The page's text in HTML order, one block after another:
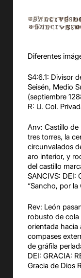
Diferentes
S4:6.1: Divisor
Seisén, Medio
(septiembre
R: U. Col.
Anv: Castillo
tres torres, la
circunvalados
aro interior, y
del castillo
SANCIVS: DEI:
“Sancho, por la
Rev: León
robusto de
orientada hacia
compases
de gráfila
DEI: GRACIA:
Gracia de Dios